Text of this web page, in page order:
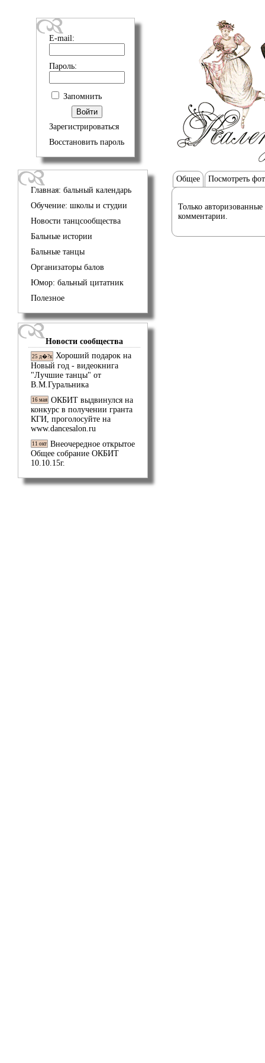
E-mail:
Пароль:
Запомнить
Зарегистрироваться
Восстановить пароль
Главная: бальный календарь
Обучение: школы и студии
Новости танцсообщества
Бальные истории
Бальные танцы
Организаторы балов
Юмор: бальный цитатник
Полезное
Новости сообщества
25 д�?к Хороший подарок на
Новый год - видеокнига
"Лучшие танцы" от
В.М.Гуральника
16 мая ОКБИТ выдвинулся на
конкурс в получении гранта
КГИ, проголосуйте на
www.dancesalon.ru
11 окт Внеочередное открытое
Общее собрание ОКБИТ
10.10.15г.
Общее Посмотреть
Только авторизованные
комментарии.